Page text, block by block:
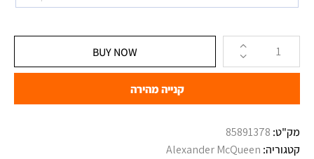
BUY NOW
קנייה מהירה
מק"ט: 85891378
קטגוריה: Alexander McQueen